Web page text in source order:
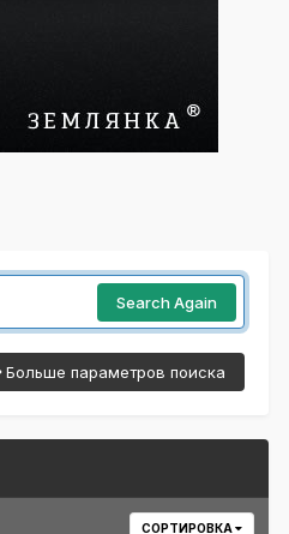
Search Again
Больше параметров поиска
СОРТИРОВКА